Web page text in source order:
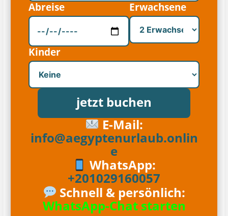
Abreise Erwachsene
Kinder
jetzt buchen
E-Mail:
info@aegyptenurlaub.onlin
e
WhatsApp:
+201029160057
Schnell & persönlich:
WhatsApp-Chat starten